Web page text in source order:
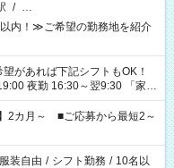
/ …
内！≫ご希望の勤務地を紹介
夜勤 16:30～翌9:30 「家族
って夕飯の準備がしたい」
ど、ご希望を教えてください
合計で週40時間を超える場
2カ月～ ■ご応募から最短2～
服装自由 / シフト勤務 / 10名以